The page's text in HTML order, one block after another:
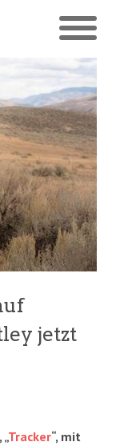
jetzt
Tracker“, mit